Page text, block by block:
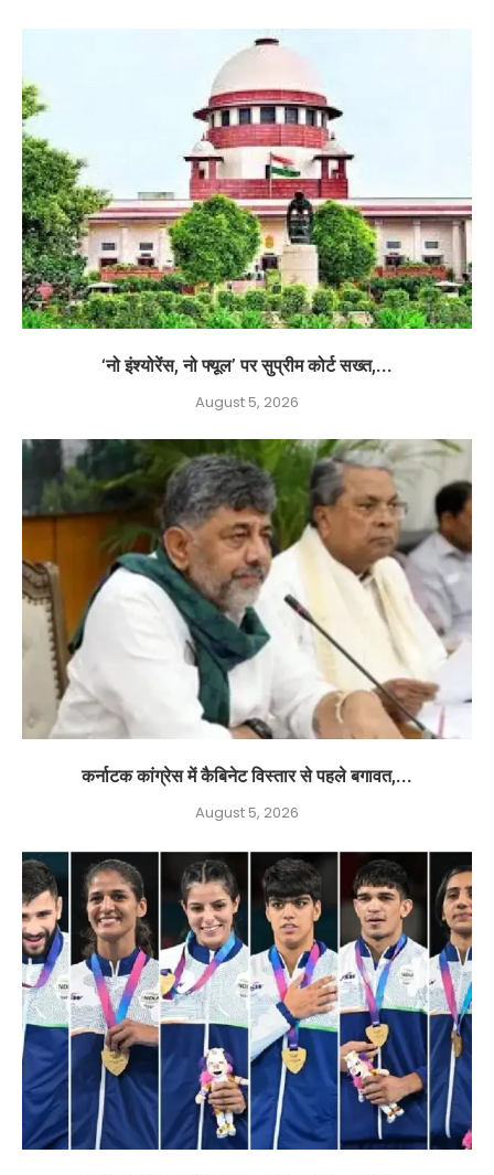
‘नो इंश्योरेंस, नो फ्यूल’ पर सुप्रीम कोर्ट सख्त,...
August 5, 2026
कर्नाटक कांग्रेस में कैबिनेट विस्तार से पहले बगावत,...
August 5, 2026